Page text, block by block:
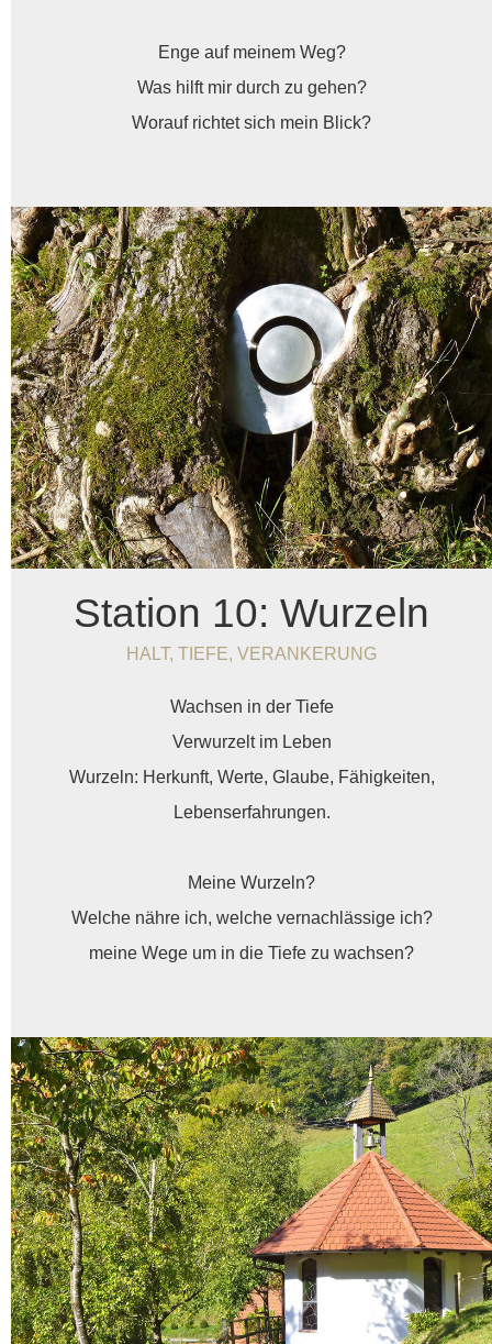
Enge auf meinem Weg?
Was hilft mir durch zu gehen?
Worauf richtet sich mein Blick?
Station 10: Wurzeln
HALT, TIEFE, VERANKERUNG
Wachsen in der Tiefe
Verwurzelt im Leben
Wurzeln: Herkunft, Werte, Glaube, Fähigkeiten,
Lebenserfahrungen.
Meine Wurzeln?
Welche nähre ich, welche vernachlässige ich?
meine Wege um in die Tiefe zu wachsen?